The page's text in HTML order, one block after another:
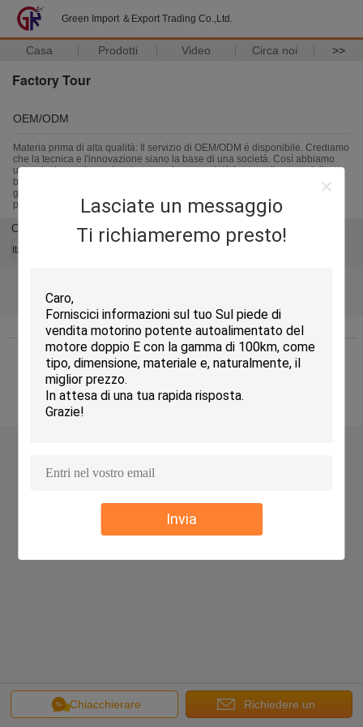
Green Import ＆Export Trading Co.,Ltd.
Casa Prodotti Video Circa noi >>
Lasciate un messaggio
Ti richiameremo presto!
Invia
Factory Tour
OEM/ODM
Materia prima di alta qualità: Il servizio di OEM/ODM è disponibile. Crediamo
che la tecnica e l'innovazione siano la base di una società. Così abbiamo
una relazione a lungo termine con alcune società famose di marca della e-
bici quale Yadea. Inoltre pricipalmente scegliamo la materia prima dalla
grande fabbrica, che sono il migliore e più grande produttore della materia
prima in Cina.
Chiacchierare Richiedere un
Cambi la lingua
Italian
Casa|Chi siamo|Contattaci|Mappa del sito|Privacy Policy
Vista da tavolino
Copyright © 2018 - 2026 Green Import ＆Export Trading Co.,Ltd..